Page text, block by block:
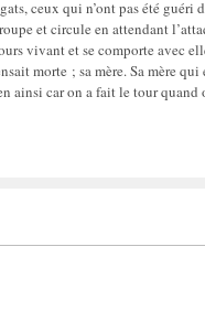
ceux qui n’ont pas été guéri
et circule en attendant
vivant et se comporte avec
morte ; sa mère. Sa mère qui
ainsi car on a fait le tour quand